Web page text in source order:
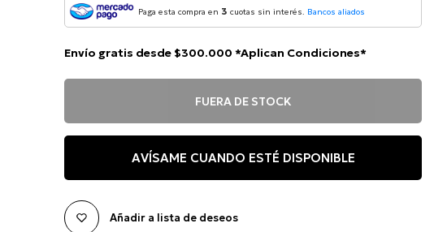
Paga esta compra en 3 cuotas sin interés. Bancos aliados
Envío gratis desde $300.000 *Aplican Condiciones*
FUERA DE STOCK
AVÍSAME CUANDO ESTÉ DISPONIBLE
Añadir a lista de deseos